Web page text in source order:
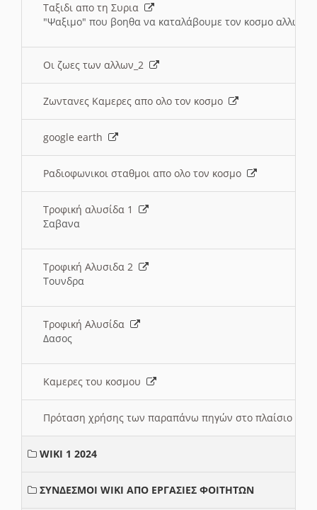
Ταξιδι απο τη Συρια
"Ψαξιμο" που βοηθα να καταλάβουμε τον κοσμο αλλων
Οι ζωες των αλλων_2
Ζωντανες Καμερες απο ολο τον κοσμο
google earth
Ραδιοφωνικοι σταθμοι απο ολο τον κοσμο
Τροφική αλυσίδα 1
Σαβανα
Τροφική Αλυσιδα 2
Τουνδρα
Τροφική Αλυσίδα
Δασος
Καμερες του κοσμου
Πρόταση χρήσης των παραπάνω πηγών στο πλαίσιο
WIKI 1 2024
ΣΥΝΔΕΣΜΟΙ WIKI ΑΠΟ ΕΡΓΑΣΙΕΣ ΦΟΙΤΗΤΩΝ